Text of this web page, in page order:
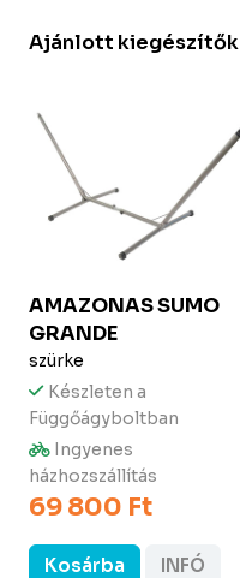
Ajánlott kiegészítők
AMAZONASSUMO
GRANDE
szürke
Készleten a
Függőágyboltban
Ingyenes
házhozszállítás
69 800 Ft
Kosárba INFÓ